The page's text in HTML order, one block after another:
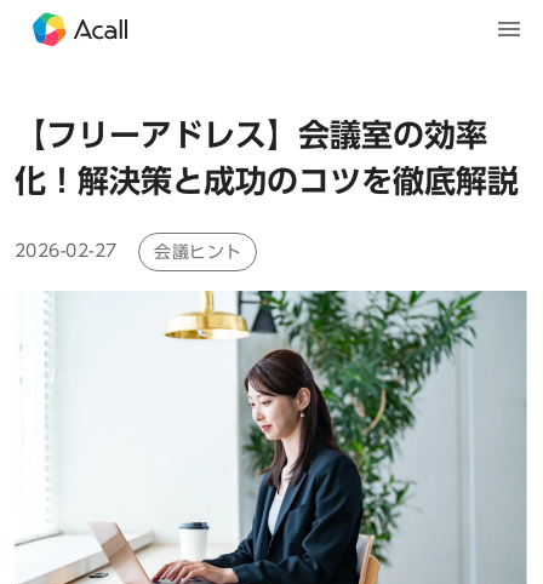
【フリーアドレス】会議室の効率
化！解決策と成功のコツを徹底解説
2026-02-27 会議ヒント